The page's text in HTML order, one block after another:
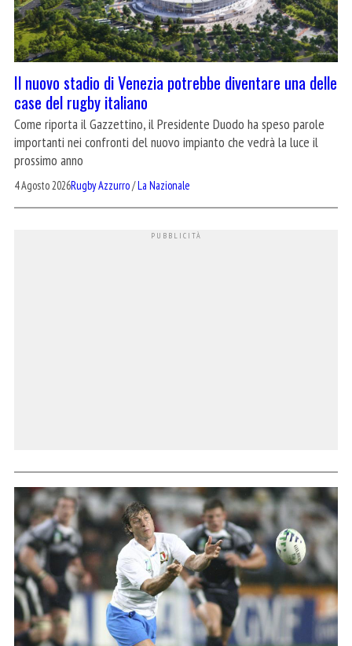
Il nuovo stadio di Venezia potrebbe diventare una delle
case del rugby italiano
Come riporta il Gazzettino, il Presidente Duodo ha speso parole
importanti nei confronti del nuovo impianto che vedrà la luce il
prossimo anno
4 Agosto 2026Rugby Azzurro/La Nazionale